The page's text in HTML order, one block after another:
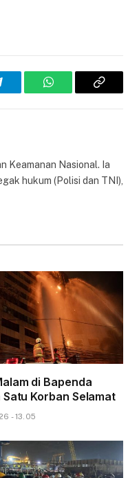
WhatsAppCopy
Keamanan Nasional. Ia
hukum (Polisi dan TNI),
di Bapenda
Korban Selamat
- 13.05